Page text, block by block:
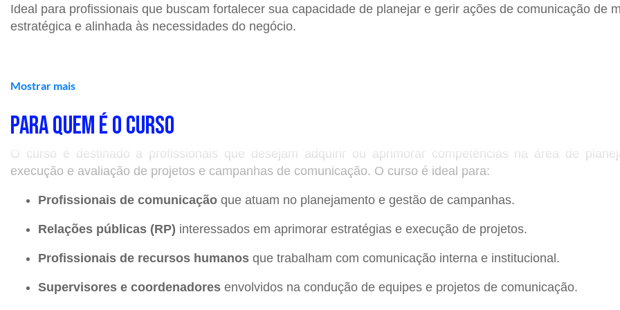
Ideal para profissionais que buscam fortalecer sua capacidade de planejar e gerir ações de comunicação de
estratégica e alinhada às necessidades do negócio.
AGENDA DO CURSO
10 a 13 de Agosto de 2026 (segunda a quinta)
Horário
📌Local: Curso online com aulas ao vivo na plataforma.
O QUE VOCÊ APRENDERÁ
Estrutura, funcionalidades e processos na gestão de projetos.
Mostrar mais
PARA QUEM É O CURSO
O curso é destinado a profissionais que desejam adquirir ou aprimorar competências na área de
execução e avaliação de projetos e campanhas de comunicação. O curso é ideal para:
Profissionais de comunicação que atuam no planejamento e gestão de campanhas.
Relações públicas (RP) interessados em aprimorar estratégias e execução de projetos.
Profissionais de recursos humanos que trabalham com comunicação interna e institucional.
Supervisores e coordenadores envolvidos na condução de equipes e projetos de comunicação.